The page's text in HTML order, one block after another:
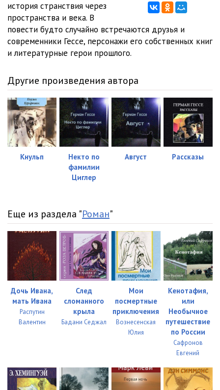
Palom_14
Palom_15
Palom_16 05:02
Palom_18
Palom_19 05:02
Palom_20 05:03
Palom_21 05:01
Palom_22
Palom_25 05:04
Palom_26 05:01
Palom_27 05:01
Palom_28 05:03
Palom_29 05:03
Palom_30 05:00
05:02
Palom_33 05:02
история странствия через
пространства и века. В
повести будто случайно встречаются друзья и
современники Гессе, персонажи его собственных книг
и литературные герои прошлого.
Другие произведения автора
Кнульп
Некто по
фамилии
Циглер
Август Рассказы
Еще из раздела "Роман"
Дочь Ивана,
мать Ивана
Распутин
Валентин
След
сломанного
крыла
Бадани Седжал
Мои
посмертные
приключения
Вознесенская
Юлия
Кенотафия,
или
Необычное
путешествие
по России
Сафронов
Евгений